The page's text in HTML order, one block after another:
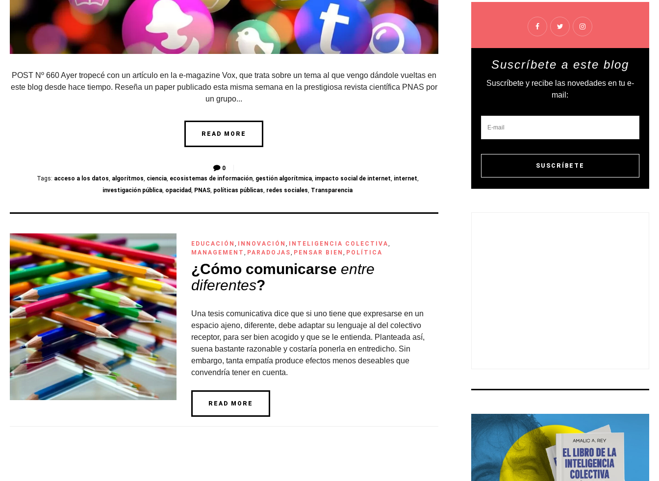
POST Nº 660 Ayer tropecé con un artículo en la e-magazine Vox, que trata sobre un tema al que vengo dándole vueltas en
este blog desde hace tiempo. Reseña un paper publicado esta misma semana en la prestigiosa revista científica PNAS por
un grupo...
READ MORE
0
Tags: acceso a los datos, algorítmos, ciencia, ecosistemas de información, gestión algorítmica, impacto social de internet, internet,
investigación pública, opacidad, PNAS, políticas públicas, redes sociales, Transparencia
EDUCACIÓN , INNOVACIÓN , INTELIGENCIA COLECTIVA,
MANAGEMENT , PARADOJAS, PENSAR BIEN , POLÍTICA
¿Cómo comunicarse entre
diferentes?
Una tesis comunicativa dice que si uno tiene que expresarse en un
espacio ajeno, diferente, debe adaptar su lenguaje al del colectivo
receptor, para ser bien acogido y que se le entienda. Planteada así,
suena bastante razonable y costaría ponerla en entredicho. Sin
embargo, tanta empatía produce efectos menos deseables que
convendría tener en cuenta.
READ MORE
Suscríbete a este blog
Suscríbete y recibe las novedades en tu e-
mail: